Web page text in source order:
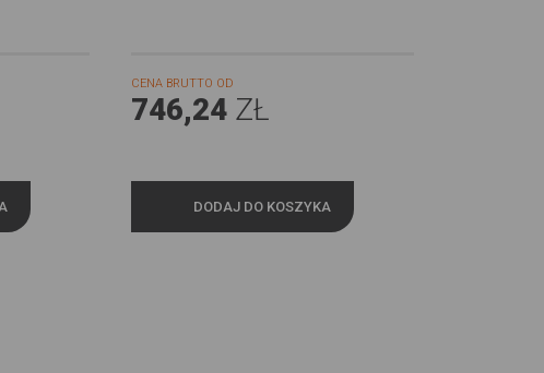
CENA BRUTTO OD
746,24 ZŁ
DODAJ DO KOSZYKA